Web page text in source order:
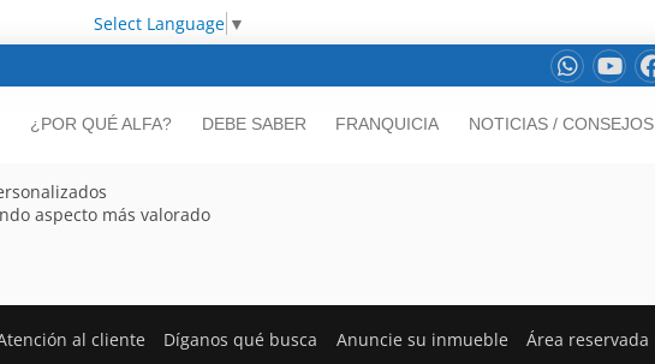
Select Language ▼
¿POR QUÉ ALFA? DEBE SABER FRANQUICIA NOTICIAS / CONSEJOS
aspecto más valorado
al cliente Díganos qué busca Anuncie su inmueble Área reservada